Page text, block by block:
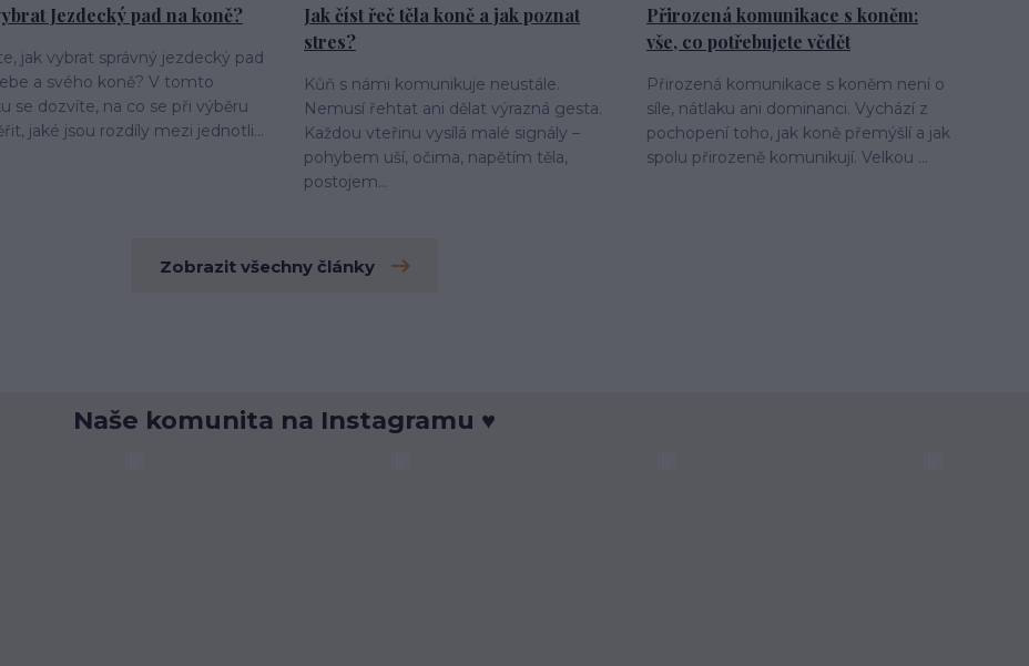
Jezdecký pad na koně?
jak vybrat správný jezdecký pad
a svého koně? V tomto
se dozvíte, na co se při výběru
jaké jsou rozdíly mezi jednotli...
Jak číst řeč těla koně a jak poznat
stres?
Kůň s námi komunikuje neustále.
Nemusí řehtat ani dělat výrazná gesta.
Každou vteřinu vysílá malé signály –
pohybem uší, očima, napětím těla,
postojem...
Přirozená komunikace s koněm:
vše, co potřebujete vědět
Přirozená komunikace s koněm není o
síle, nátlaku ani dominanci. Vychází z
pochopení toho, jak koně přemýšlí a jak
spolu přirozeně komunikují. Velkou ...
Zobrazit všechny články
Naše komunita na Instagramu ♥